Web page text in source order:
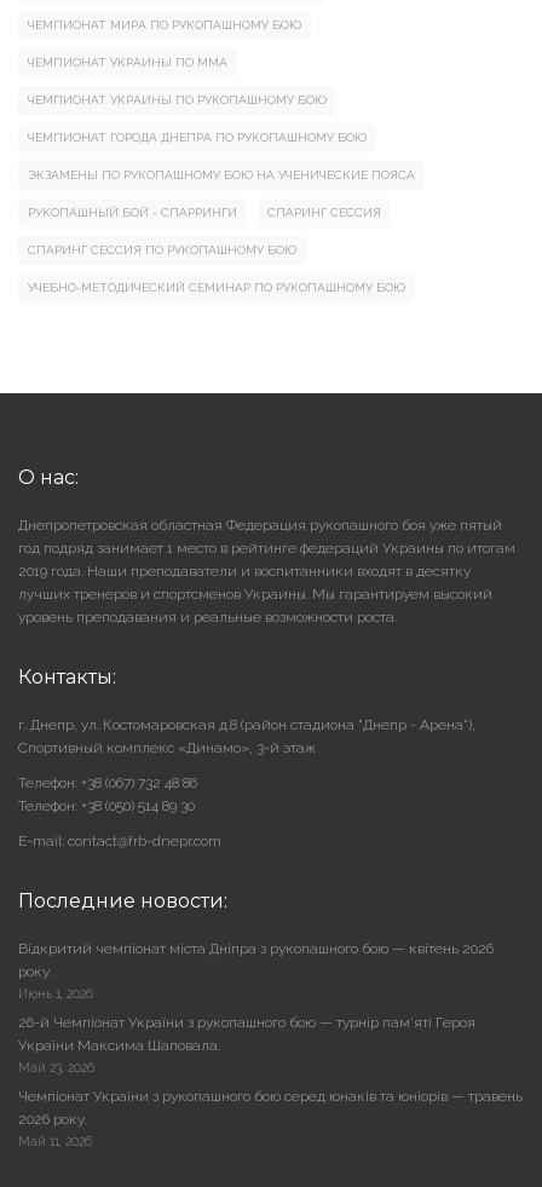
ЧЕМПИОНАТ МИРА ПО РУКОПАШНОМУ БОЮ
ЧЕМПИОНАТ УКРАИНЫ ПО ММА
ЧЕМПИОНАТ УКРАИНЫ ПО РУКОПАШНОМУ БОЮ
ЧЕМПИОНАТ ГОРОДА ДНЕПРА ПО РУКОПАШНОМУ БОЮ
ЭКЗАМЕНЫ ПО РУКОПАШНОМУ БОЮ НА УЧЕНИЧЕСКИЕ ПОЯСА
РУКОПАШНЫЙ БОЙ - СПАРРИНГИ СПАРИНГ СЕССИЯ
СПАРИНГ СЕССИЯ ПО РУКОПАШНОМУ БОЮ
УЧЕБНО-МЕТОДИЧЕСКИЙ СЕМИНАР ПО РУКОПАШНОМУ БОЮ
О нас:
Днепропетровская областная Федерация рукопашного боя уже пятый
год подряд занимает 1 место в рейтинге федераций Украины по итогам
2019 года. Наши преподаватели и воспитанники входят в десятку
лучших тренеров и спортсменов Украины. Мы гарантируем высокий
уровень преподавания и реальные возможности роста.
Контакты:
г. Днепр, ул. Костомаровская д.8 (район стадиона "Днепр - Арена"),
Cпортивный комплекс «Динамо», 3-й этаж
Телефон: +38 (067) 732 48 86
Телефон: +38 (050) 514 89 30
E-mail: contact@frb-dnepr.com
Последние новости:
Відкритий чемпіонат міста Дніпра з рукопашного бою — квітень 2026
року.
Июнь 1, 2026
26-й Чемпіонат України з рукопашного бою — турнір пам’яті Героя
України Максима Шаповала.
Май 23, 2026
Чемпіонат України з рукопашного бою серед юнаків та юніорів — травень
2026 року.
Май 11, 2026